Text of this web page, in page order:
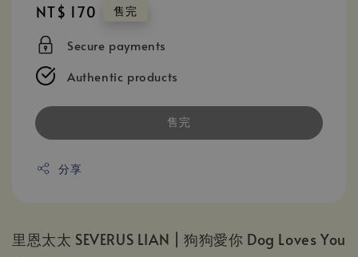
Regular
price
NT$ 170 售完
Secure payments
Authentic products
售完
分享
里恩太太 SEVERUS LIAN | 狗狗愛你 Dog Loves You